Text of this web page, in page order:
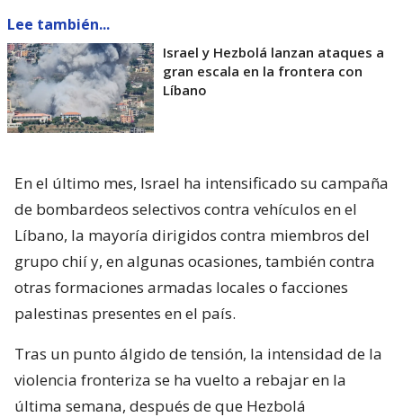
Lee también...
Israel y Hezbolá lanzan ataques a
gran escala en la frontera con
Líbano
En el último mes, Israel ha intensificado su campaña
de bombardeos selectivos contra vehículos en el
Líbano, la mayoría dirigidos contra miembros del
grupo chií y, en algunas ocasiones, también contra
otras formaciones armadas locales o facciones
palestinas presentes en el país.
Tras un punto álgido de tensión, la intensidad de la
violencia fronteriza se ha vuelto a rebajar en la
última semana, después de que Hezbolá